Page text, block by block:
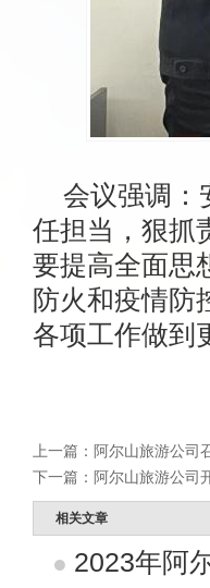
会议强调：
任担当，狠抓
要提高全面思
防火和疫情防
各项工作做到
上一篇： 阿尔山旅游公司
下一篇： 阿尔山旅游公司
相关文章
2023年阿